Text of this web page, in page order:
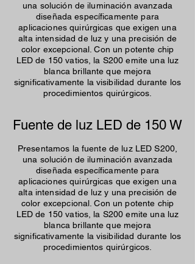
una solución de iluminación avanzada
diseñada específicamente para
aplicaciones quirúrgicas que exigen una
alta intensidad de luz y una precisión de
color excepcional. Con un potente chip
LED de 150 vatios, la S200 emite una luz
blanca brillante que mejora
significativamente la visibilidad durante los
procedimientos quirúrgicos.
Fuente de luz LED de 150 W
Presentamos la fuente de luz LED S200,
una solución de iluminación avanzada
diseñada específicamente para
aplicaciones quirúrgicas que exigen una
alta intensidad de luz y una precisión de
color excepcional. Con un potente chip
LED de 150 vatios, la S200 emite una luz
blanca brillante que mejora
significativamente la visibilidad durante los
procedimientos quirúrgicos.